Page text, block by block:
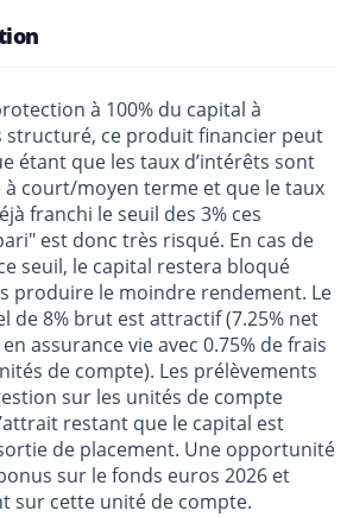
à 100% du capital à
structuré, ce produit financier peut
étant que les taux d’intérêts sont
court/moyen terme et que le taux
franchi le seuil des 3% ces
est donc très risqué. En cas de
seuil, le capital restera bloqué
produire le moindre rendement. Le
de 8% brut est attractif (7.25% net
assurance vie avec 0.75% de frais
de compte). Les prélèvements
sur les unités de compte
restant que le capital est
de placement. Une opportunité
sur le fonds euros 2026 et
sur cette unité de compte.